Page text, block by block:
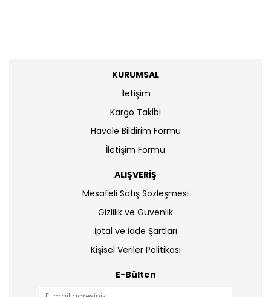
KURUMSAL
İletişim
Kargo Takibi
Havale Bildirim Formu
İletişim Formu
ALIŞVERİŞ
Mesafeli Satış Sözleşmesi
Gizlilik ve Güvenlik
İptal ve İade Şartları
Kişisel Veriler Politikası
E-Bülten